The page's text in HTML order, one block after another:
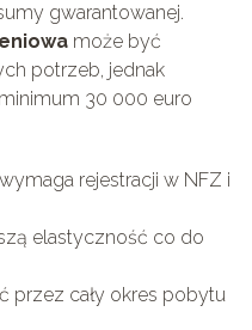
gwarantowanej.
może być
potrzeb, jednak
30 000 euro
rejestracji w NFZ i
elastyczność co do
przez cały okres pobytu